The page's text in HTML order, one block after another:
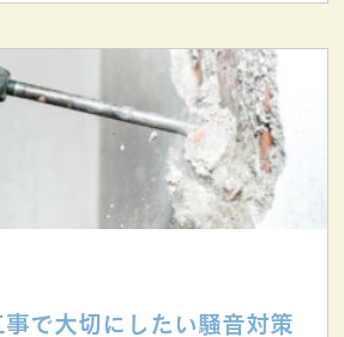
拠点に三重県を中心に東海三県で解
るよくある質問と回答についてお伝
で大切にしたい騒音対策